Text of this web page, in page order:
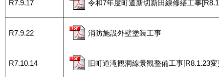
R7.9.17 令和7年度町道新切新田線修繕工事
R7.9.22 消防施設外壁塗装工事
R7.10.14 旧町道滝観洞線景観整備工事[R8.1.23